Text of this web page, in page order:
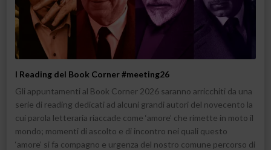
I Reading del Book Corner #meeting26
Gli appuntamenti al Book Corner 2026 saranno arricchiti da una
serie di reading dedicati ad alcuni grandi autori del novecento la
cui parola letteraria riaccade come ‘amore’ che rimette in moto il
mondo; momenti di ascolto e di incontro nei quali questo
‘amore’ si fa compagno e urgenza del nostro comune percorso di